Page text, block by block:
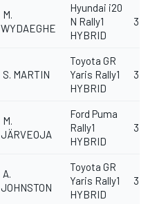
M.
WYDAEGHE
Hyundai i20
N Rally1
HYBRID
S. MARTIN
Toyota GR
Yaris Rally1
HYBRID
M.
JÄRVEOJA
Ford Puma
Rally1
HYBRID
A.
JOHNSTON
Toyota GR
Yaris Rally1
HYBRID